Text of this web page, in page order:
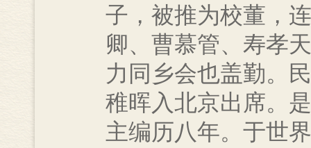
子，被推为校董，
卿、曹慕管、寿孝
力同乡会也盖勤。
稚晖入北京出席。
主编历八年。于世